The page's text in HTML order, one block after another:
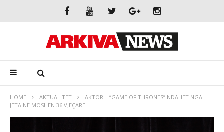
HOME AKTUALITET
AKTORI I “GAME OF THRONES” NDAHET NGA
JETA NË MOSHËN 36 VJEÇARE